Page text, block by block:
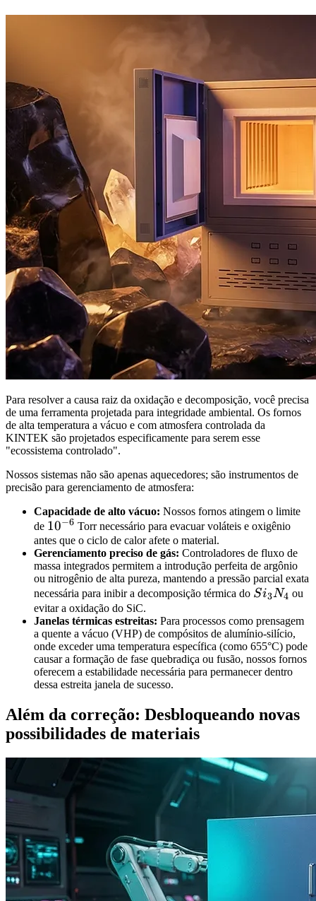
Para resolver a causa raiz da oxidação e decomposição, você precisa
de uma ferramenta projetada para integridade ambiental. Os fornos
de alta temperatura a vácuo e com atmosfera controlada da
KINTEK são projetados especificamente para serem esse
"ecossistema controlado".
Nossos sistemas não são apenas aquecedores; são instrumentos de
precisão para gerenciamento de atmosfera:
Capacidade de alto vácuo: Nossos fornos atingem o limite
de 10^{-6}
10−6 Torr necessário para evacuar voláteis e oxigênio
antes que o ciclo de calor afete o material.
Gerenciamento preciso de gás: Controladores de fluxo de
massa integrados permitem a introdução perfeita de argônio
ou nitrogênio de alta pureza, mantendo a pressão parcial exata
necessária para inibir a decomposição térmica do Si_3N_4
Si3N4 ou
evitar a oxidação do SiC.
Janelas térmicas estreitas: Para processos como prensagem
a quente a vácuo (VHP) de compósitos de alumínio-silício,
onde exceder uma temperatura específica (como 655°C) pode
causar a formação de fase quebradiça ou fusão, nossos fornos
oferecem a estabilidade necessária para permanecer dentro
dessa estreita janela de sucesso.
Além da correção: Desbloqueando novas
possibilidades de materiais